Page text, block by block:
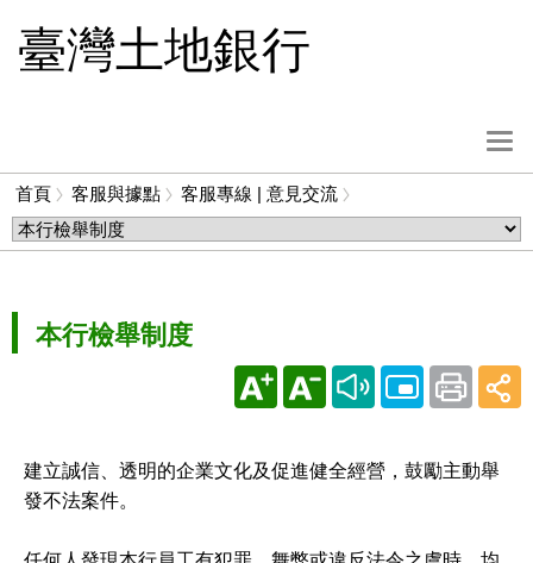
臺灣土地銀行
選
單
鈕
首頁 客服與據點
客服專線 | 意見交流
麵
包
本行檢舉制度
建立誠信、透明的企業文化及促進健全經營，鼓勵主動舉
發不法案件。